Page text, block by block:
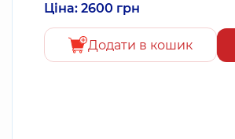
Ціна: 2600 грн
Додати в кошик